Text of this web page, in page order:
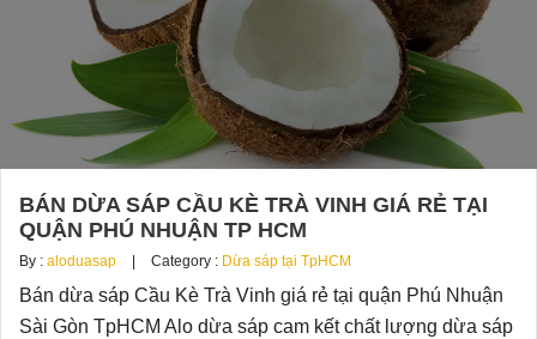
BÁN DỪA SÁP CẦU KÈ TRÀ VINH GIÁ RẺ TẠI
QUẬN PHÚ NHUẬN TP HCM
By : aloduasap Category : Dừa sáp tại TpHCM
Bán dừa sáp Cầu Kè Trà Vinh giá rẻ tại quận Phú Nhuận
Sài Gòn TpHCM Alo dừa sáp cam kết chất lượng dừa sáp